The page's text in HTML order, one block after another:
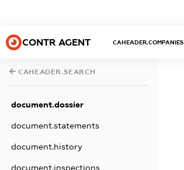
CONTR AGENT CAHEADER.COMPANIES
CAHEADER.SEARCH
document.dossier
document.statements
document.history
document.inspections